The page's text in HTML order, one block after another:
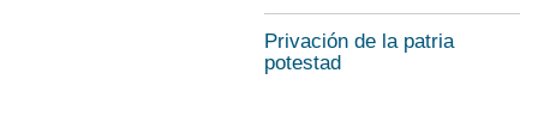
Privación de la patria
potestad